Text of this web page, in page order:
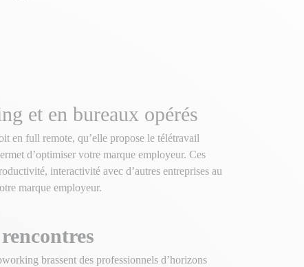
et en bureaux opérés
en full remote, qu’elle propose le télétravail
d’optimiser votre marque employeur. Ces
interactivité avec d’autres entreprises au
marque employeur.
brassent des professionnels d’horizons